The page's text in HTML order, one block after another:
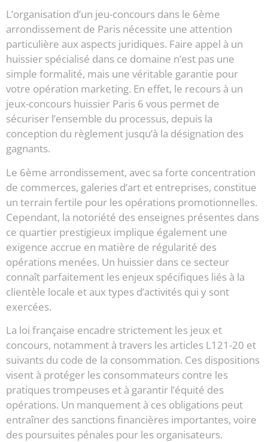
L’organisation d’un jeu-concours dans le 6ème
arrondissement de Paris nécessite une attention
particulière aux aspects juridiques. Faire appel à un
huissier spécialisé dans ce domaine n’est pas une
simple formalité, mais une véritable garantie pour
votre opération marketing. En effet, le recours à un
jeux-concours huissier Paris 6 vous permet de
sécuriser l’ensemble du processus, depuis la
conception du règlement jusqu’à la désignation des
gagnants.
Le 6ème arrondissement, avec sa forte concentration
de commerces, galeries d’art et entreprises, constitue
un terrain fertile pour les opérations promotionnelles.
Cependant, la notoriété des enseignes présentes dans
ce quartier prestigieux implique également une
exigence accrue en matière de régularité des
opérations menées. Un huissier dans ce secteur
connaît parfaitement les enjeux spécifiques liés à la
clientèle locale et aux types d’activités qui y sont
exercées.
La loi française encadre strictement les jeux et
concours, notamment à travers les articles L121-20 et
suivants du code de la consommation. Ces dispositions
visent à protéger les consommateurs contre les
pratiques trompeuses et à garantir l’équité des
opérations. Un manquement à ces obligations peut
entraîner des sanctions financières importantes, voire
des poursuites pénales pour les organisateurs.